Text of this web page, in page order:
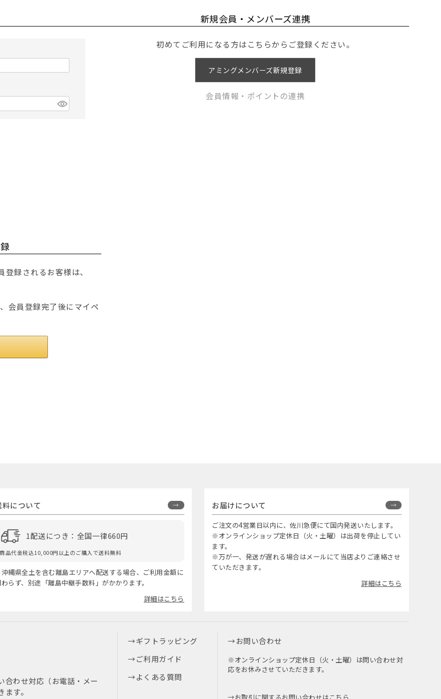
録されるお客様は、
会員登録完了後にマイペ
新規会員・メンバーズ連携
初めてご利用になる方はこちらからご登録ください。
アミングメンバーズ新規登録
会員情報・ポイントの連携
料について
1配送につき：全国一律660円
商品代金税込10,000円以上のご購入で送料無料
縄県全土を含む離島エリアへ配送する場合、ご利用金額に
らず、別途「離島中継手数料」がかかります。
詳細はこちら
お届けについて
ご注文の4営業日以内に、佐川急便にて国内発送いたします。
※オンラインショップ定休日（火・土曜）は出荷を停止してい
ます。
※万が一、発送が遅れる場合はメールにて当店よりご連絡させ
ていただきます。
詳細はこちら
合わせ対応（お電話・メー
す。
ギフトラッピング
ご利用ガイド
よくある質問
お問い合わせ
※オンラインショップ定休日（火・土曜）は問い合わせ対
応をお休みさせていただきます。
お取引に関するお問い合わせはこちら